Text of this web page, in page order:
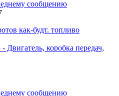
как-будт. топливо
Двигатель, коробка передач,